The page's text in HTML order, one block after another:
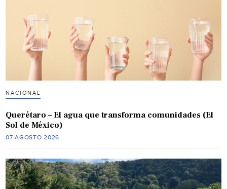
NACIONAL
Querétaro – El agua que transforma comunidades (El
Sol de México)
07 AGOSTO 2026